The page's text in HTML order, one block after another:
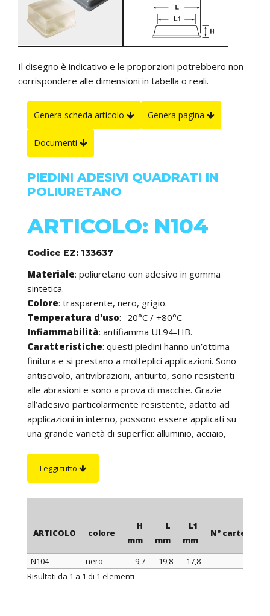
Il disegno è indicativo e le proporzioni potrebbero non
corrispondere alle dimensioni in tabella o reali.
Genera scheda articolo Genera pagina
Documenti
PIEDINI ADESIVI QUADRATI IN
POLIURETANO
ARTICOLO: N104
Codice EZ: 133637
Materiale: poliuretano con adesivo in gomma
sintetica.
Colore: trasparente, nero, grigio.
Temperatura d'uso: -20°C / +80°C
Infiammabilità: antifiamma UL94-HB.
Caratteristiche: questi piedini hanno un’ottima
finitura e si prestano a molteplici applicazioni. Sono
antiscivolo, antivibrazioni, antiurto, sono resistenti
alle abrasioni e sono a prova di macchie. Grazie
all’adesivo particolarmente resistente, adatto ad
applicazioni in interno, possono essere applicati su
una grande varietà di superfici: alluminio, acciaio,
vinile, superfici dipinte, ecc. Non contengono
plastificanti, oli né riempitivi. I piedini trasparenti
ad una temperatura di +21/27°C max. Vengono
forniti su cartelle da cui possono essere staccati
di applicare il piedino ad una temperatura di
+21/27°C max, di non toccare l’adesivo con le dita e
Leggi tutto
ARTICOLO colore
H
mm
L
mm
L1
mm
N° cartelle
ARTICOLO colore
N104 nero 9,7 19,8 17,8
Risultati da 1 a 1 di 1 elementi